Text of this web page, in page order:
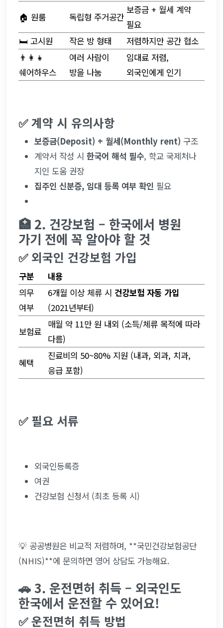
🏠 원룸
독립형 주거공간
보증금 + 월세 계약
필요
🛏 고시원
작은 방 형태
저렴하지만 공간 협소
👨‍👩‍👧
쉐어하우스
여러 사람이
방을 나눔
임대료 저렴,
외국인에게 인기
✅ 계약 시 유의사항
보증금(Deposit) + 월세(Monthly rent) 구조
계약서 작성 시 한국어 해석 필수, 학교 국제처나
지인 도움 권장
집주인 신분증, 임대 등록 여부 확인 필요
🏥 2. 건강보험 – 한국에서 병원
가기 전에 꼭 알아야 할 것
✅ 외국인 건강보험 가입
구분
내용
의무
여부
6개월 이상 체류 시 건강보험 자동 가입
(2021년부터)
보험료
매월 약 11만 원 내외 (소득/체류 목적에 따라
다름)
혜택
진료비의 50~80% 지원 (내과, 외과, 치과,
응급 포함)
✅ 필요 서류
외국인등록증
여권
건강보험 신청서 (최초 등록 시)
💡 공공병원은 비교적 저렴하며, **국민건강보험공단
(NHIS)**에 문의하면 영어 상담도 가능해요.
🚗 3. 운전면허 취득 – 외국인도
한국에서 운전할 수 있어요!
✅ 운전면허 취득 방법